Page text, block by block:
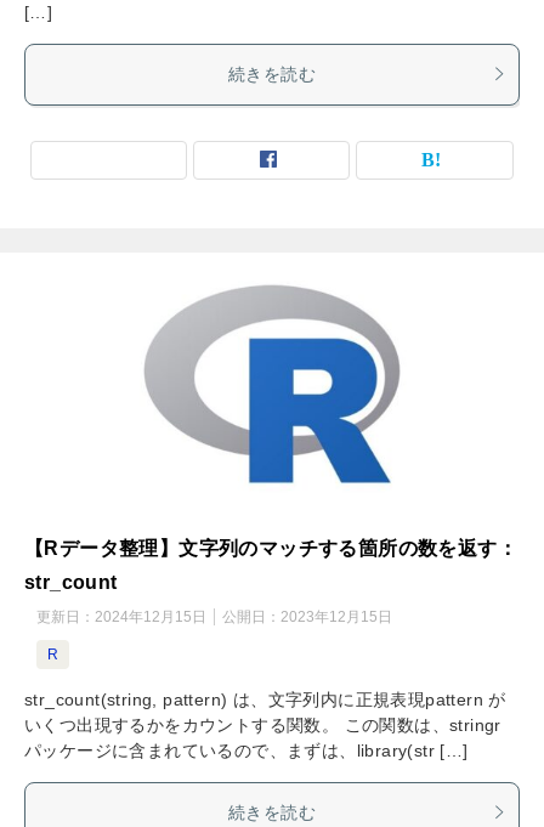
[…]
続きを読む
【Rデータ整理】文字列のマッチする箇所の数を返す：
str_count
更新日： 2024年12月15日 公開日： 2023年12月15日
R
str_count(string, pattern) は、文字列内に正規表現pattern が
いくつ出現するかをカウントする関数。 この関数は、stringr
パッケージに含まれているので、まずは、library(str […]
続きを読む